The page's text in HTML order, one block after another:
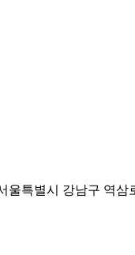
울특별시 강남구 역삼